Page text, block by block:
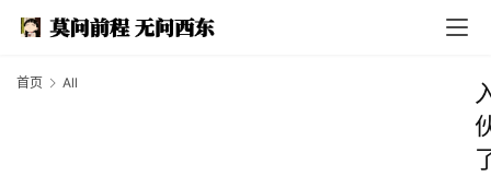
首页 All